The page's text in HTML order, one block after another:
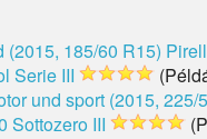
(2015, 185/60 R15)
Serie III
und sport (2015, 225/
Sottozero III